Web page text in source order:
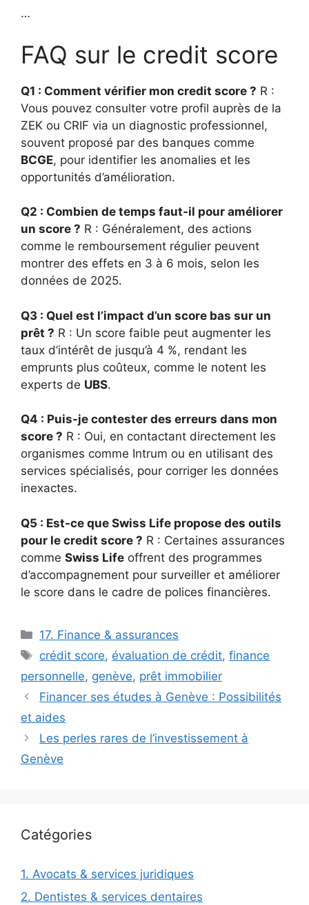
…
FAQ sur le credit score
Q1 : Comment vérifier mon credit score ? R :
Vous pouvez consulter votre profil auprès de la
ZEK ou CRIF via un diagnostic professionnel,
souvent proposé par des banques comme
BCGE, pour identifier les anomalies et les
opportunités d’amélioration.
Q2 : Combien de temps faut-il pour améliorer
un score ? R : Généralement, des actions
comme le remboursement régulier peuvent
montrer des effets en 3 à 6 mois, selon les
données de 2025.
Q3 : Quel est l’impact d’un score bas sur un
prêt ? R : Un score faible peut augmenter les
taux d’intérêt de jusqu’à 4 %, rendant les
emprunts plus coûteux, comme le notent les
experts de UBS.
Q4 : Puis-je contester des erreurs dans mon
score ? R : Oui, en contactant directement les
organismes comme Intrum ou en utilisant des
services spécialisés, pour corriger les données
inexactes.
Q5 : Est-ce que Swiss Life propose des outils
pour le credit score ? R : Certaines assurances
comme Swiss Life offrent des programmes
d’accompagnement pour surveiller et améliorer
le score dans le cadre de polices financières.
Catégories
17. Finance & assurances
Étiquettes
crédit score, évaluation de crédit,finance
personnelle, genève, prêt immobilier
Financer ses études à Genève : Possibilités
et aides
Les perles rares de l’investissement à
Genève
Catégories
1. Avocats & services juridiques
2. Dentistes & services dentaires